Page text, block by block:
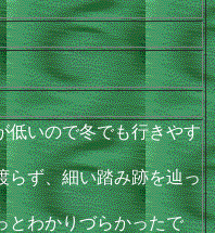
いので冬でも行きやす
ず、細い踏み跡を辿っ
とわかりづらかったで